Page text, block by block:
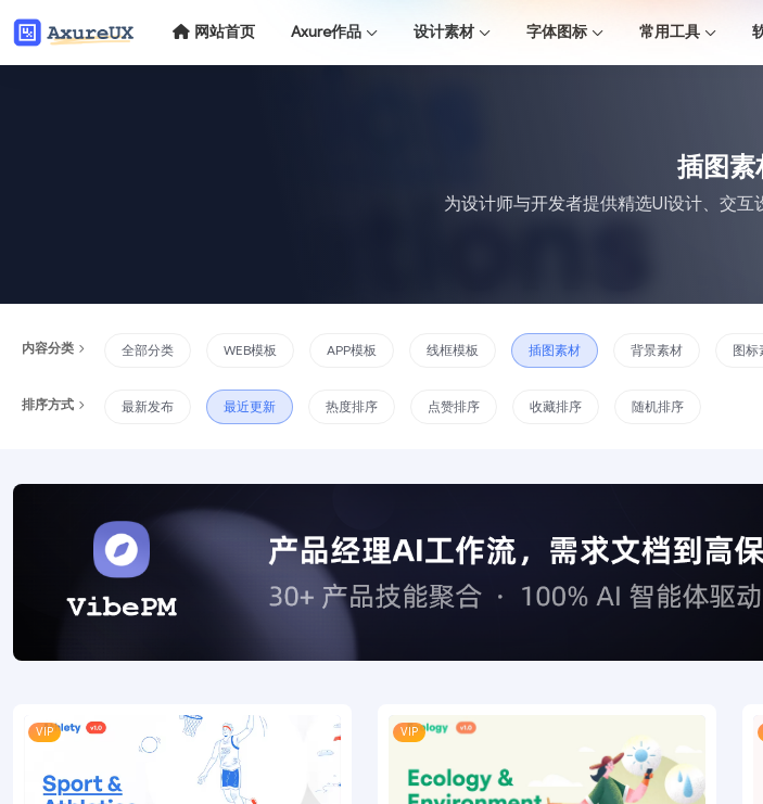
网站首页 Axure作品 设计素材 字体图标 常用工具
插图素
为设计师与开发者提供精选UI设计、交
内容分类 全部分类 WEB模板 APP模板 线框模板 插图素材 背景素材 图标
排序方式 最新发布 最近更新 热度排序 点赞排序 收藏排序 随机排序
VIP VIP